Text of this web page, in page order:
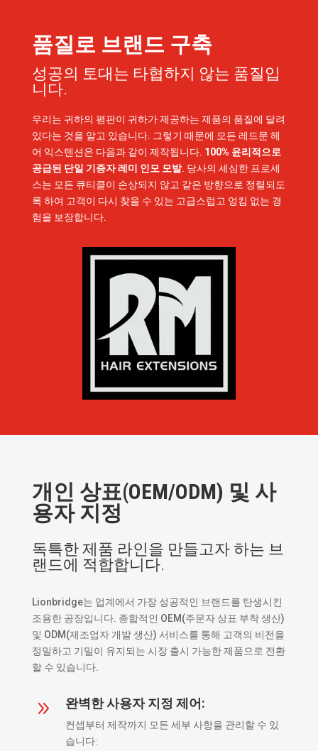
품질로 브랜드 구축
성공의 토대는 타협하지 않는 품질입
니다.
우리는 귀하의 평판이 귀하가 제공하는 제품의 품질에 달려
있다는 것을 알고 있습니다. 그렇기 때문에 모든 레드문 헤
어 익스텐션은 다음과 같이 제작됩니다. 100% 윤리적으로
공급된 단일 기증자 레미 인모 모발. 당사의 세심한 프로세
스는 모든 큐티클이 손상되지 않고 같은 방향으로 정렬되도
록 하여 고객이 다시 찾을 수 있는 고급스럽고 엉킴 없는 경
험을 보장합니다.
개인 상표(OEM/ODM) 및 사
용자 지정
독특한 제품 라인을 만들고자 하는 브
랜드에 적합합니다.
Lionbridge는 업계에서 가장 성공적인 브랜드를 탄생시킨
조용한 공장입니다. 종합적인 OEM(주문자 상표 부착 생산)
및 ODM(제조업자 개발 생산) 서비스를 통해 고객의 비전을
정밀하고 기밀이 유지되는 시장 출시 가능한 제품으로 전환
할 수 있습니다.
9 완벽한 사용자 지정 제어:
컨셉부터 제작까지 모든 세부 사항을 관리할 수 있
습니다: